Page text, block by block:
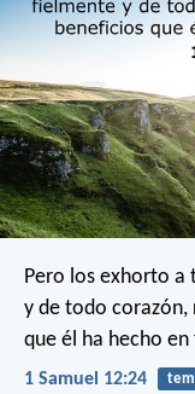
Pero los exhorto a
y de todo corazón,
que él ha hecho
1 Samuel 12:24